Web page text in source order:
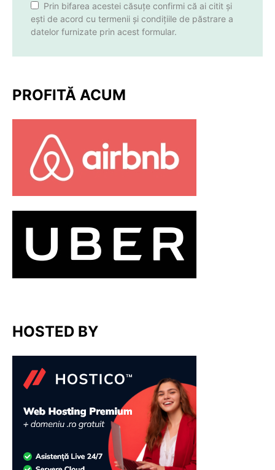
Prin bifarea acestei căsuțe confirmi că ai citit și
ești de acord cu termenii și condițiile de păstrare a
datelor furnizate prin acest formular.
PROFITĂ ACUM
HOSTED BY